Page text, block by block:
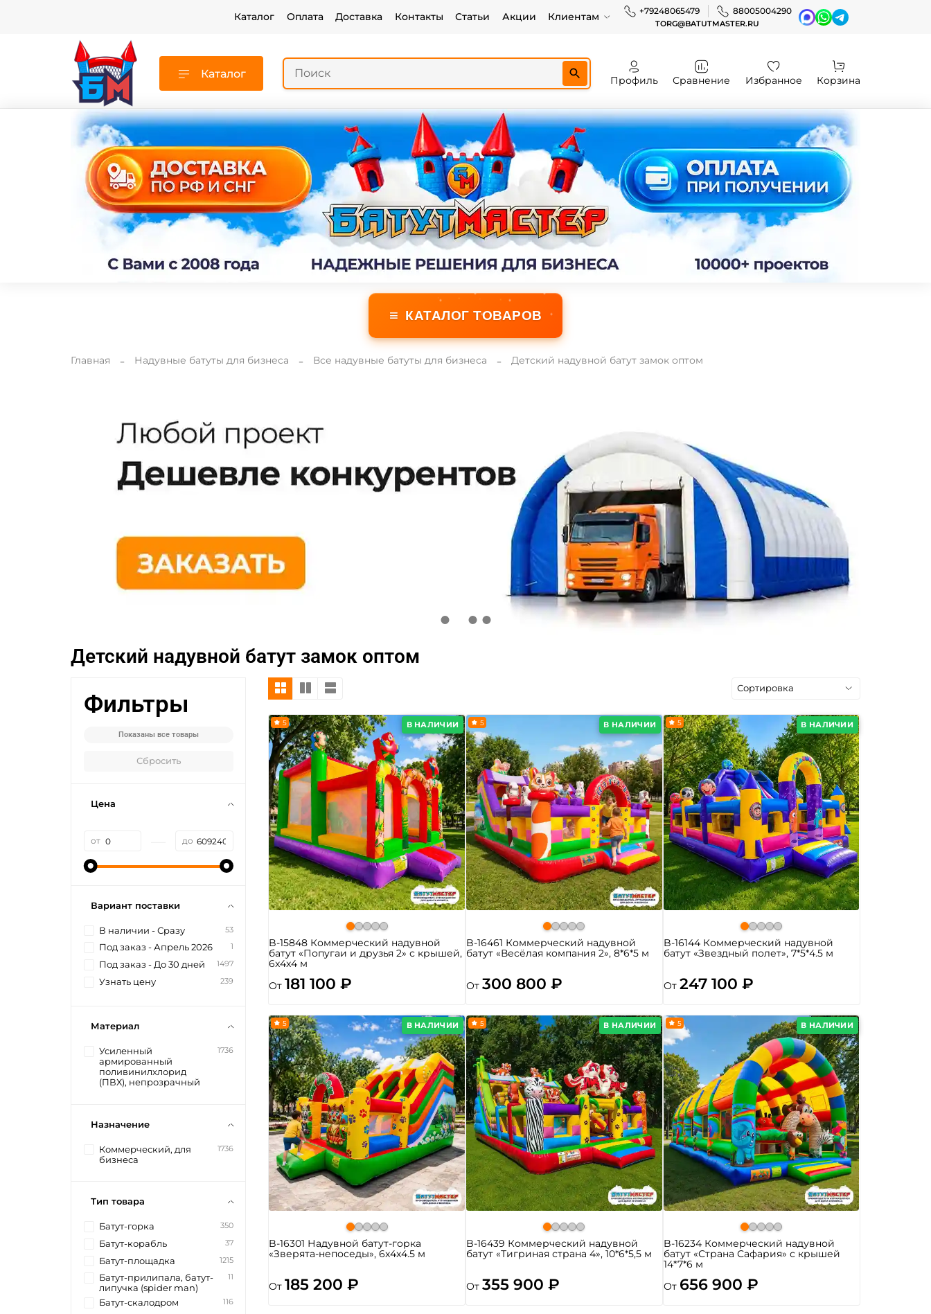
Каталог Оплата Доставка Контакты Статьи Акции Клиентам +79248065479 88005004290
TORG@BATUTMASTER.RU
Каталог
Профиль Сравнение Избранное Корзина
≡ КАТАЛОГ ТОВАРОВ
Главная Надувные батуты для бизнеса Все надувные батуты для бизнеса Детский надувной батут замок оптом
Детский надувной батут замок оптом
В НАЛИЧИИ
5
B-15848 Коммерческий надувной
батут «Попугаи и друзья 2» с крышей,
6x4x4 м
От 181 100 ₽
В НАЛИЧИИ
5
B-16461 Коммерческий надувной
батут «Весёлая компания 2», 8*6*5 м
От 300 800 ₽
В НАЛИЧИИ
5
B-16144 Коммерческий надувной
батут «Звездный полет», 7*5*4.5 м
От 247 100 ₽
В НАЛИЧИИ
5
B-16301 Надувной батут-горка
«Зверята-непоседы», 6x4x4.5 м
От 185 200 ₽
В НАЛИЧИИ
5
B-16439 Коммерческий надувной
батут «Тигриная страна 4», 10*6*5,5 м
От 355 900 ₽
В НАЛИЧИИ
5
B-16234 Коммерческий надувной
батут «Страна Сафария» с крышей
14*7*6 м
От 656 900 ₽
Фильтры
Показаны все товары
Сбросить
Цена
от до
Вариант поставки
В наличии - Сразу 53
Под заказ - Апрель 2026 1
Под заказ - До 30 дней 1497
Узнать цену 239
Материал
Усиленный
армированный
поливинилхлорид
(ПВХ), непрозрачный
1736
Назначение
Коммерческий, для
бизнеса
1736
Тип товара
Батут-горка 350
Батут-корабль 37
Батут-площадка 1215
Батут-прилипала, батут-
липучка (spider man)
11
Батут-скалодром 116